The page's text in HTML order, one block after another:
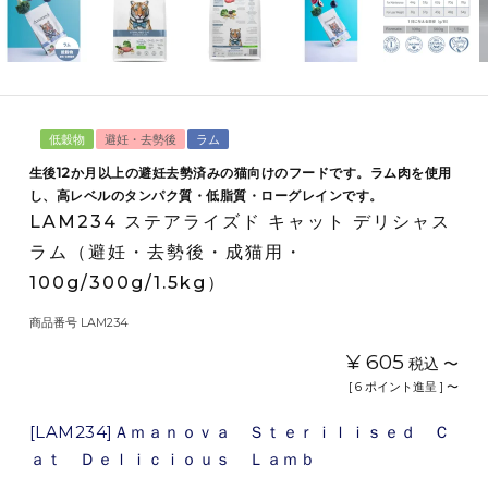
低穀物 避妊・去勢後 ラム
生後12か月以上の避妊去勢済みの猫向けのフードです。ラム肉を使用
し、高レベルのタンパク質・低脂質・ローグレインです。
LAM234 ステアライズド キャット デリシャス
ラム（避妊・去勢後・成猫用・
100g/300g/1.5kg）
商品番号 LAM234
¥ 605 税込 〜
[ 6 ポイント進呈 ] 〜
[LAM234]Ａｍａｎｏｖａ Ｓｔｅｒｉｌｉｓｅｄ Ｃ
ａｔ Ｄｅｌｉｃｉｏｕｓ Ｌａｍｂ